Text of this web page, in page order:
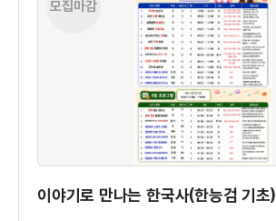
모집마감
이야기로 만나는 한국사(한능검 기초)